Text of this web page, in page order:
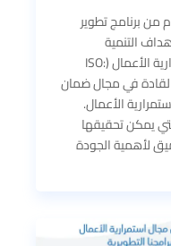
من برنامج تطوير
التنمية
المستدامة ومهارات أخصائي استمرارية الأعمال (ISO:
والقادة في مجال ضمان
الأعمال.
يمكن تحقيقها